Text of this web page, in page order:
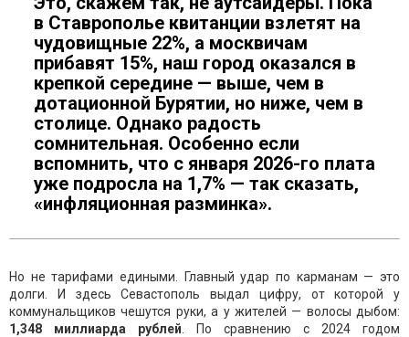
в Ставрополье квитанции взлетят на
чудовищные 22%, а москвичам
прибавят 15%, наш город оказался в
крепкой середине — выше, чем в
дотационной Бурятии, но ниже, чем в
столице. Однако радость
сомнительная. Особенно если
вспомнить, что с января 2026-го плата
уже подросла на 1,7% — так сказать,
«инфляционная разминка».
Но не тарифами едиными. Главный удар по карманам — это
долги. И здесь Севастополь выдал цифру, от которой у
коммунальщиков чешутся руки, а у жителей — волосы дыбом:
1,348 миллиарда рублей . По сравнению с 2024 годом